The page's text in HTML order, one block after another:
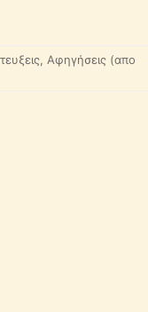
Αφηγήσεις (απο